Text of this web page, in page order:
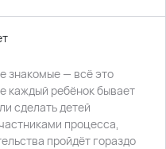
знакомые — всё это
каждый ребёнок бывает
сделать детей
процесса,
пройдёт гораздо